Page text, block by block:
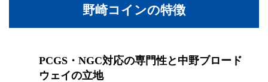
野崎コインの特徴
PCGS・NGC対応の専門性と中野ブロード
ウェイの立地